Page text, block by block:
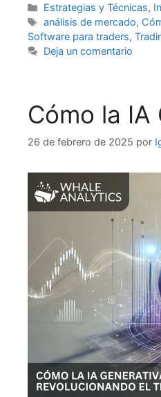
Categorías
Estrategias y Técnicas,
Etiquetas
análisis de mercado,
Software para traders,
Deja un comentario
Cómo la IA
26 de febrero de 2025 por